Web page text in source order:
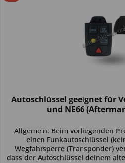
Autoschlüssel geeignet für
und NE66
Allgemein: Beim vorliegenden
einen Funkautoschlüssel
Wegfahrsperre (Transponder)
dass der Autoschlüssel deinem